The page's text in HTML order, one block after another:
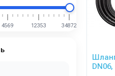
4569 12353 34872